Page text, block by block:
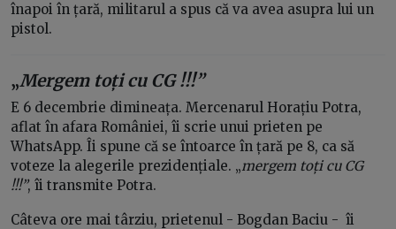
înapoi în țară, militarul a spus că va avea asupra lui un
pistol.
„Mergem toți cu CG !!!”
E 6 decembrie dimineața. Mercenarul Horațiu Potra,
aflat în afara României, îi scrie unui prieten pe
WhatsApp. Îi spune că se întoarce în țară pe 8, ca să
voteze la alegerile prezidențiale. „mergem toți cu CG
!!!”, îi transmite Potra.
Câteva ore mai târziu, prietenul - Bogdan Baciu - îi